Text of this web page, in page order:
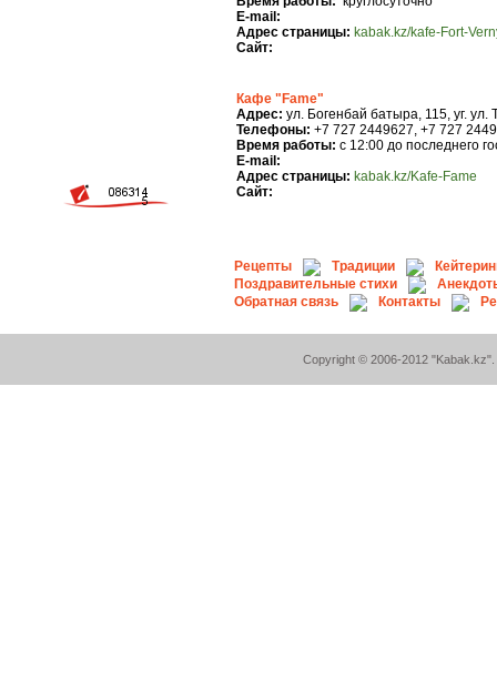
E-mail:
Адрес страницы: kabak.kz/kafe-Fort-
Сайт:
Кафе "Fame"
Адрес: ул. Богенбай батыра, 115, уг. ул.
Телефоны: +7 727 2449627, +7 727
Время работы: с 12:00 до последнего
E-mail:
Адрес страницы: kabak.kz/Kafe-Fame
Сайт:
Рецепты Традиции
Поздравительные стихи
Обратная связь
Контакты
Copyright © 2006-2012 "Kabak.kz".